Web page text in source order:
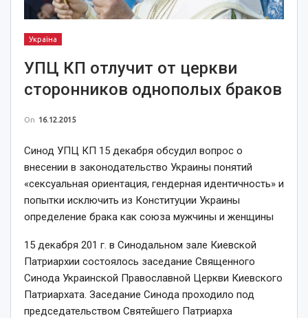
Україна
УПЦ КП отлучит от церкви
сторонников однополых браков
On 16.12.2015
Синод УПЦ КП 15 декабря обсудил вопрос о
внесении в законодательство Украины понятий
«сексуальная ориентация, гендерная идентичность» и
попытки исключить из Конституции Украины
определение брака как союза мужчины и женщины
15 декабря 201 г. в Синодальном зале Киевской
Патриархии состоялось заседание Священного
Синода Украинской Православной Церкви Киевского
Патриархата. Заседание Синода проходило под
председательством Святейшего Патриарха